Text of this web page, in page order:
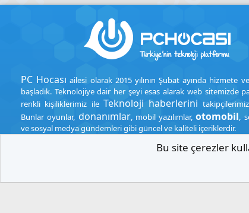
PC Hocası ailesi olarak 2015 yılının Şubat ayında hizmete
başladık. Teknolojiye dair her şeyi esas alarak web sitemizde
renkli kişiliklerimiz ile Teknoloji haberlerini
Bunlar oyunlar, donanımlar, mobil yazılımlar,otomobil,
ve sosyal medya gündemleri gibi güncel ve kaliteli içeriklerdir.
Bu site çerezler